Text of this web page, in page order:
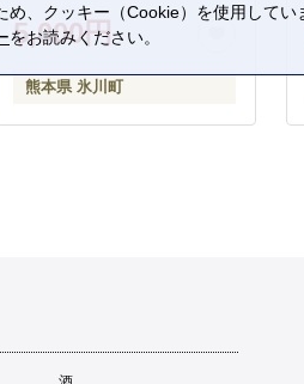
5,000円
熊本県 氷川町
、クッキー（Cookie）を使用して
をお読みください。